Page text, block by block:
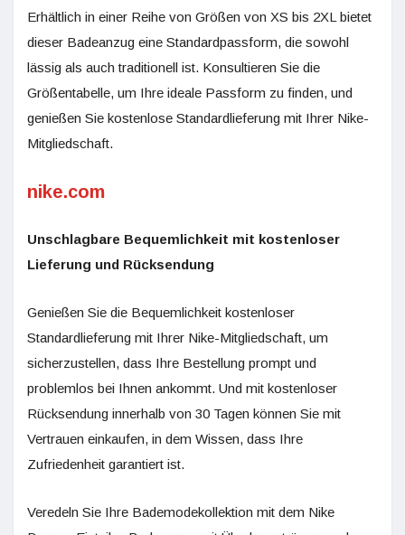
Erhältlich in einer Reihe von Größen von XS bis 2XL bietet
dieser Badeanzug eine Standardpassform, die sowohl
lässig als auch traditionell ist. Konsultieren Sie die
Größentabelle, um Ihre ideale Passform zu finden, und
genießen Sie kostenlose Standardlieferung mit Ihrer Nike-
Mitgliedschaft.
nike.com
Unschlagbare Bequemlichkeit mit kostenloser
Lieferung und Rücksendung
Genießen Sie die Bequemlichkeit kostenloser
Standardlieferung mit Ihrer Nike-Mitgliedschaft, um
sicherzustellen, dass Ihre Bestellung prompt und
problemlos bei Ihnen ankommt. Und mit kostenloser
Rücksendung innerhalb von 30 Tagen können Sie mit
Vertrauen einkaufen, in dem Wissen, dass Ihre
Zufriedenheit garantiert ist.
Veredeln Sie Ihre Bademodekollektion mit dem Nike